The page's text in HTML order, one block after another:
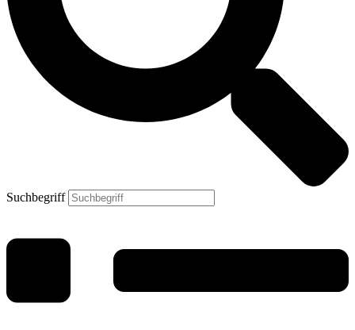
Suchbegriff